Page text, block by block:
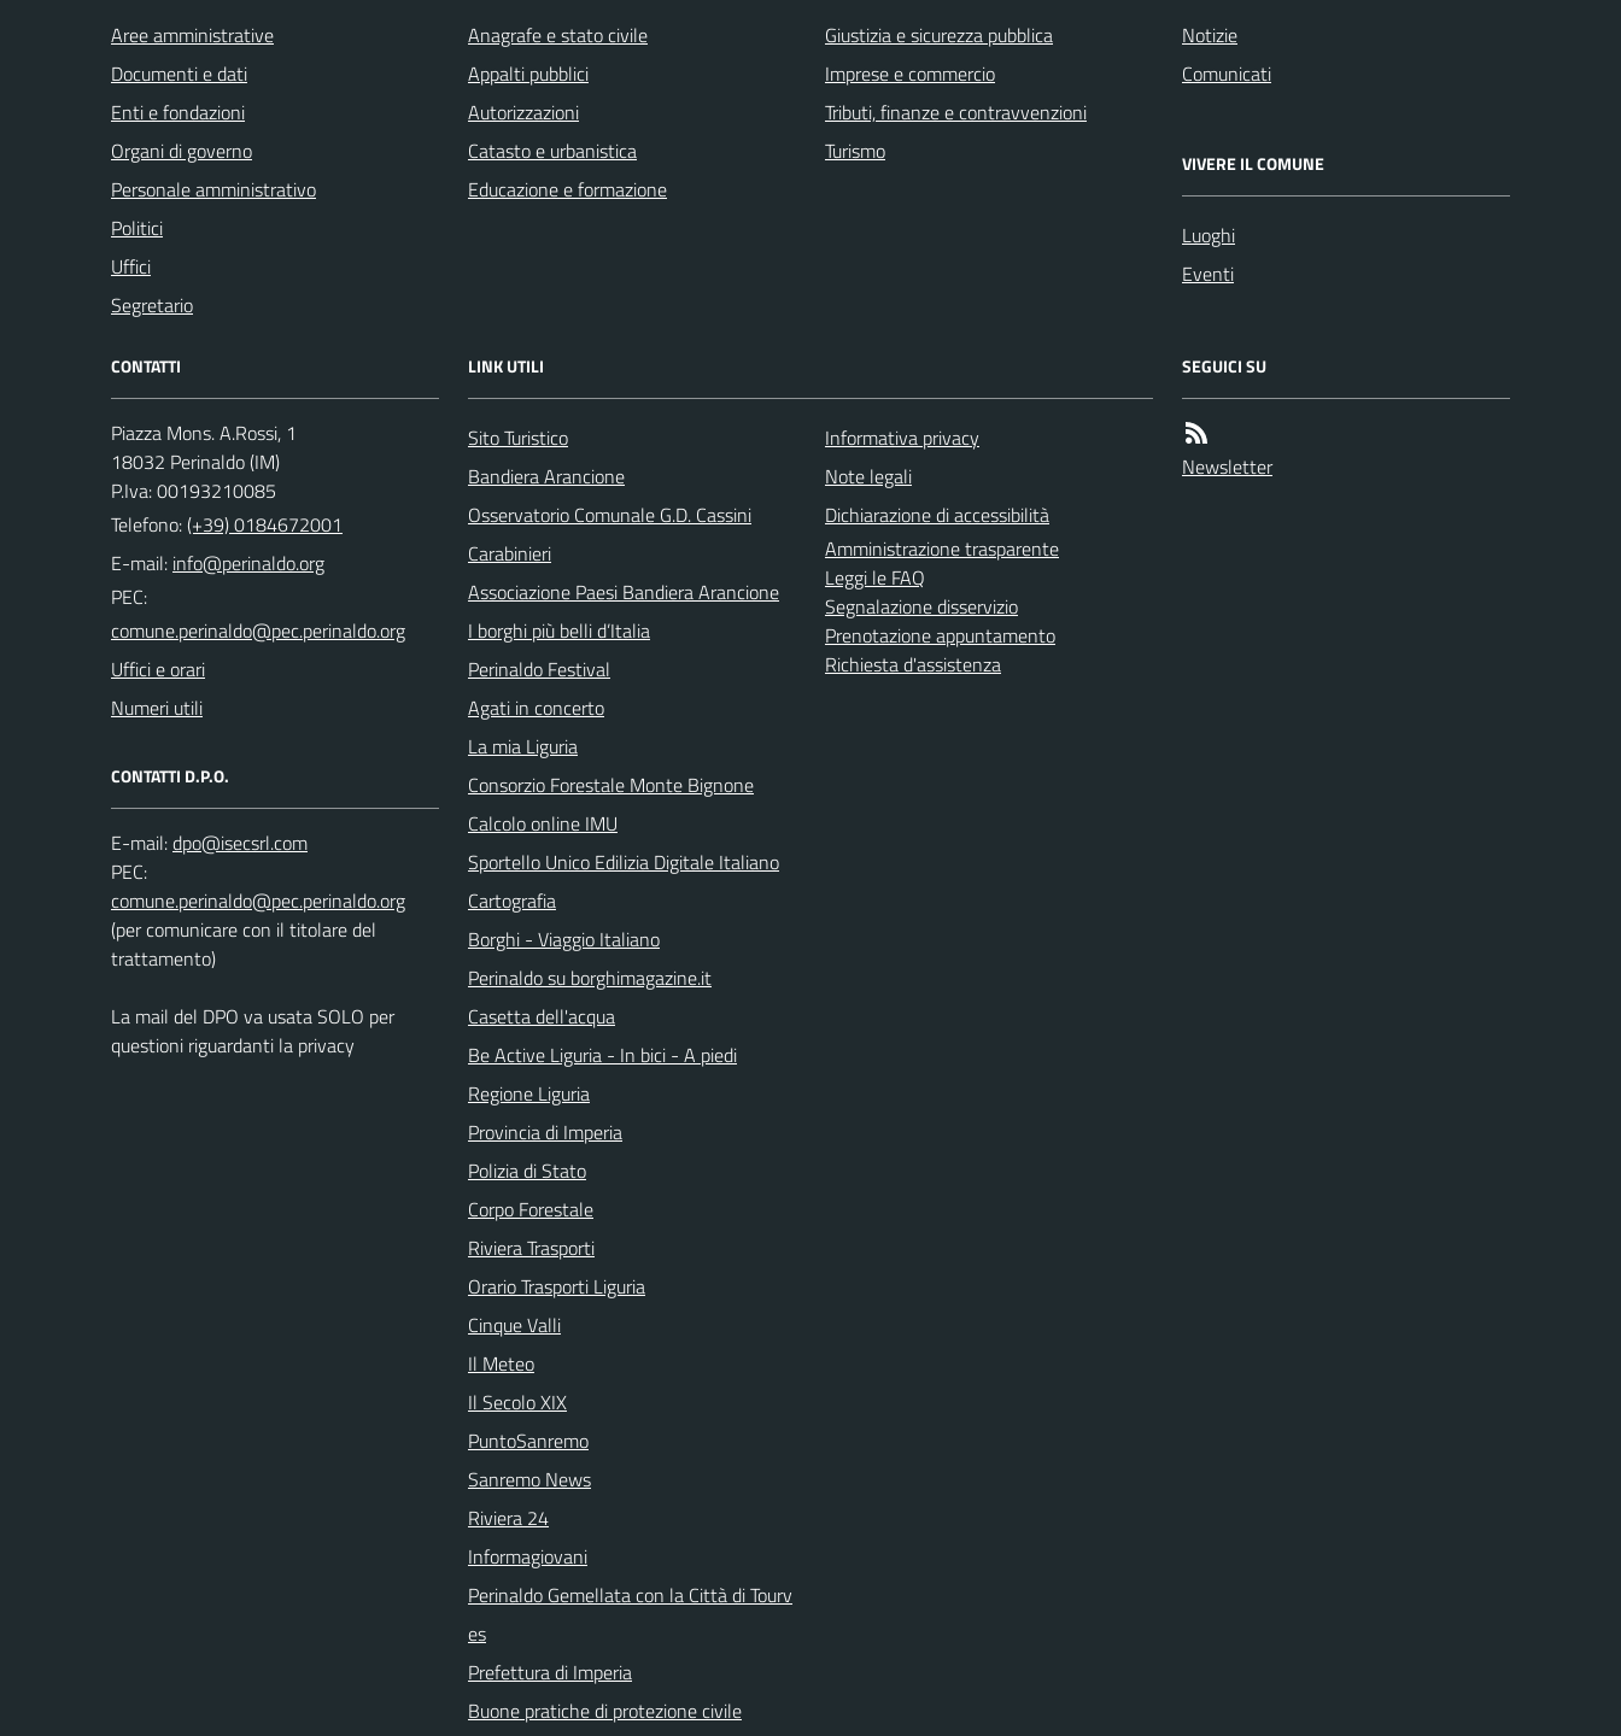
Aree amministrative
Documenti e dati
Enti e fondazioni
Organi di governo
Personale amministrativo
Politici
Uffici
Segretario
Anagrafe e stato civile
Appalti pubblici
Autorizzazioni
Catasto e urbanistica
Educazione e formazione
Giustizia e sicurezza pubblica
Imprese e commercio
Tributi, finanze e contravvenzioni
Turismo
Notizie
Comunicati
VIVERE IL COMUNE
Luoghi
Eventi
CONTATTI
Piazza Mons. A.Rossi, 1
18032 Perinaldo (IM)
P.Iva: 00193210085
Telefono:(+39) 0184672001
E-mail:
PEC:
Uffici e orari
Numeri utili
CONTATTI D.P.O.
E-mail:
PEC:
(per comunicare con il titolare del
trattamento)
La mail del DPO va usata SOLO per
questioni riguardanti la privacy
LINK UTILI
Sito Turistico
Bandiera Arancione
Osservatorio Comunale G.D. Cassini
Carabinieri
Associazione Paesi Bandiera Arancione
I borghi più belli d’Italia
Perinaldo Festival
Agati in concerto
La mia Liguria
Consorzio Forestale Monte Bignone
Calcolo online IMU
Sportello Unico Edilizia Digitale Italiano
Cartografia
Borghi - Viaggio Italiano
Perinaldo su borghimagazine.it
Casetta dell'acqua
Be Active Liguria - In bici - A piedi
Regione Liguria
Provincia di Imperia
Polizia di Stato
Corpo Forestale
Riviera Trasporti
Orario Trasporti Liguria
Cinque Valli
Il Meteo
Il Secolo XIX
PuntoSanremo
Sanremo News
Riviera 24
Informagiovani
Perinaldo Gemellata con la Città di Tourv
es
Prefettura di Imperia
Buone pratiche di protezione civile
Informativa privacy
Note legali
Dichiarazione di accessibilità
Amministrazione trasparente
Leggi le FAQ
Segnalazione disservizio
Prenotazione appuntamento
Richiesta d'assistenza
SEGUICI SU
Newsletter